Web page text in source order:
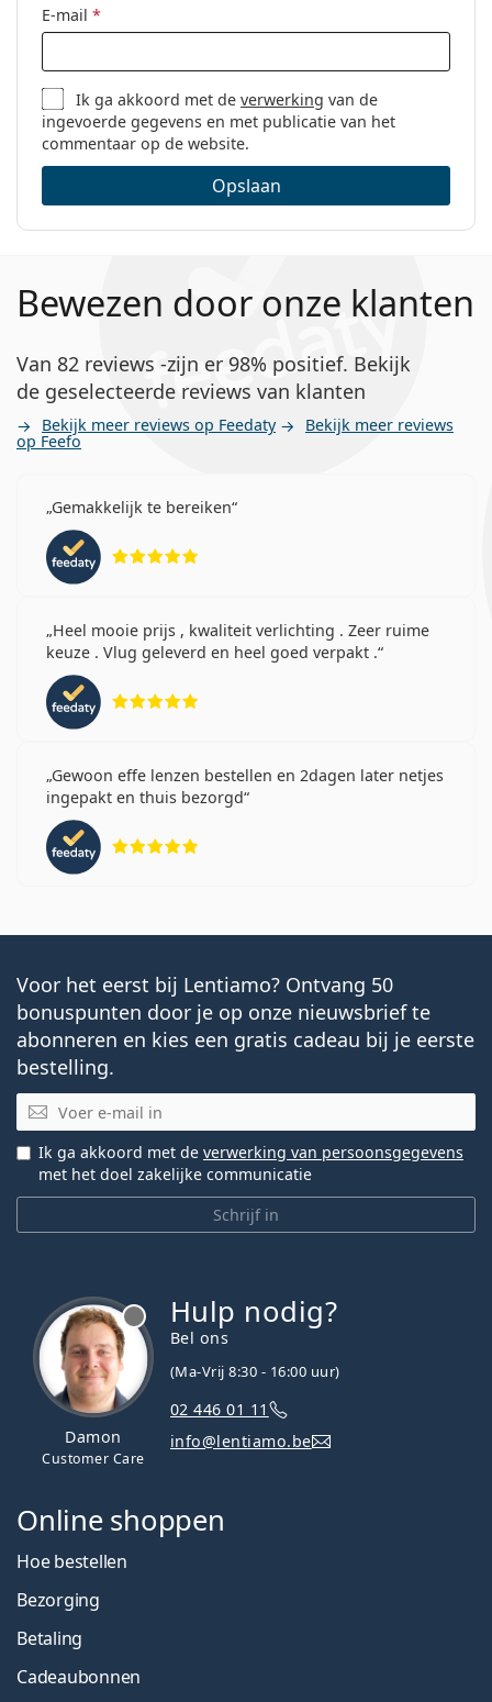
E-mail *
Ik ga akkoord met deverwerking van de
ingevoerde gegevens en met publicatie van het
commentaar op de website.
Opslaan
Bewezen door onze klanten
Van 82 reviews -zijn er 98% positief. Bekijk
de geselecteerde reviews van klanten
Bekijk meer reviews op Feedaty Bekijk meer reviews
op Feefo
Gemakkelijk te bereiken
Heel mooie prijs , kwaliteit verlichting . Zeer ruime
keuze . Vlug geleverd en heel goed verpakt .
Gewoon effe lenzen bestellen en 2dagen later netjes
ingepakt en thuis bezorgd
Voor het eerst bij Lentiamo? Ontvang 50
bonuspunten door je op onze nieuwsbrief te
abonneren en kies een gratis cadeau bij je eerste
bestelling.
E-mail
Schrijf in
Ik ga akkoord met de verwerking van persoonsgegevens
met het doel zakelijke communicatie
Damon
Customer Care
Hulp nodig?
Bel ons
(Ma-Vrij 8:30 - 16:00 uur)
02 446 01 11
info@lentiamo.be
Online shoppen
Hoe bestellen
Bezorging
Betaling
Cadeaubonnen